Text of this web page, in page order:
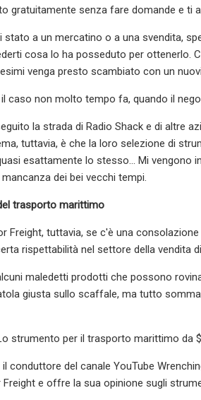
gratuitamente senza fare domande e ti
a un mercatino o a una svendita,
cosa lo ha posseduto per ottenerlo.
venga presto scambiato con un
caso non molto tempo fa, quando il
la strada di Radio Shack e di altre
tuttavia, è che la loro selezione di
esattamente lo stesso... Mi
dei bei vecchi tempi.
trasporto marittimo
Freight, tuttavia, se c'è una
rispettabilità nel settore della vendita
maledetti prodotti che possono
giusta sullo scaffale, ma tutto
strumento per il trasporto marittimo da
conduttore del canale YouTube
e offre la sua opinione sugli